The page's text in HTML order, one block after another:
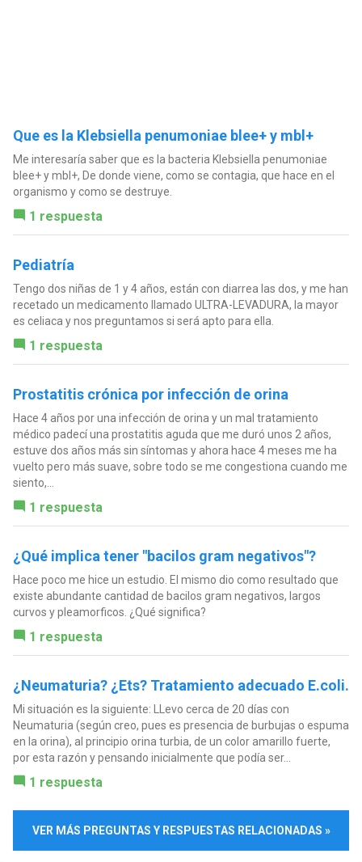
Que es la Klebsiella penumoniae blee+ y mbl+
Me interesaría saber que es la bacteria Klebsiella penumoniae
blee+ y mbl+, De donde viene, como se contagia, que hace en el
organismo y como se destruye.
1 respuesta
Pediatría
Tengo dos niñas de 1 y 4 años, están con diarrea las dos, y me han
recetado un medicamento llamado ULTRA-LEVADURA, la mayor
es celiaca y nos preguntamos si será apto para ella.
1 respuesta
Prostatitis crónica por infección de orina
Hace 4 años por una infección de orina y un mal tratamiento
médico padecí una prostatitis aguda que me duró unos 2 años,
estuve dos años más sin síntomas y ahora hace 4 meses me ha
vuelto pero más suave, sobre todo se me congestiona cuando me
siento,...
1 respuesta
¿Qué implica tener "bacilos gram negativos"?
Hace poco me hice un estudio. El mismo dio como resultado que
existe abundante cantidad de bacilos gram negativos, largos
curvos y pleamorficos. ¿Qué significa?
1 respuesta
¿Neumaturia? ¿Ets? Tratamiento adecuado E.coli.
Mi situación es la siguiente: LLevo cerca de 20 días con
Neumaturia (según creo, pues es presencia de burbujas o espuma
en la orina), al principio orina turbia, de un color amarillo fuerte,
por esta razón y pensando inicialmente que podía ser...
1 respuesta
VER MÁS PREGUNTAS Y RESPUESTAS RELACIONADAS »